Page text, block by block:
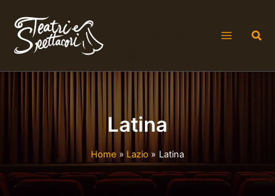
contenuto
Latina
Home Lazio Latina